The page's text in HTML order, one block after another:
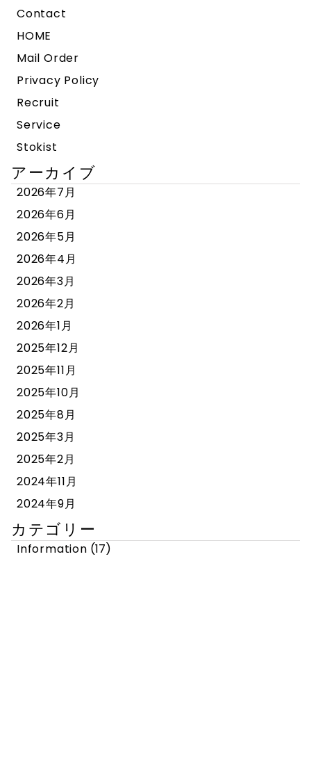
Contact
HOME
Mail Order
Privacy Policy
Recruit
Service
Stokist
アーカイブ
2026年7月
2026年6月
2026年5月
2026年4月
2026年3月
2026年2月
2026年1月
2025年12月
2025年11月
2025年10月
2025年8月
2025年3月
2025年2月
2024年11月
2024年9月
カテゴリー
Information (17)